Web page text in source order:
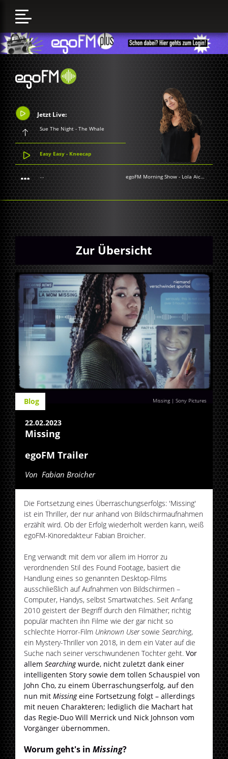
Jetzt Live:
Sue The Night - The Whale
Easy Easy - Kneecap
... egoFM Morning Show - Lola Aichner
Zur Übersicht
Missing | Sony Pictures
Blog
22.02.2023
Missing
egoFM Trailer
Von Fabian Broicher
Die Fortsetzung eines Überraschungserfolgs: 'Missing'
ist ein Thriller, der nur anhand von Bildschirmaufnahmen
erzählt wird. Ob der Erfolg wiederholt werden kann, weiß
egoFM-Kinoredakteur Fabian Broicher.
Eng verwandt mit dem vor allem im Horror zu
verordnenden Stil des Found Footage, basiert die
Handlung eines so genannten Desktop-Films
ausschließlich auf Aufnahmen von Bildschirmen –
Computer, Handys, selbst Smartwatches. Seit Anfang
2010 geistert der Begriff durch den Filmäther; richtig
populär machten ihn Filme wie der gar nicht so
schlechte Horror-Film Unknown UsersowieSearching,
ein Mystery-Thriller von 2018, in dem ein Vater auf die
Suche nach seiner verschwundenen Tochter geht.Vor
allemSearchingwurde, nicht zuletzt dank einer
intelligenten Story sowie dem tollen Schauspiel von
John Cho, zu einem Überraschungserfolg, auf den
nun mitMissingeine Fortsetzung folgt – allerdings
mit neuen Charakteren; lediglich die Machart hat
das Regie-Duo Will Merrick und Nick Johnson vom
Vorgänger übernommen.
Worum geht's inMissing?